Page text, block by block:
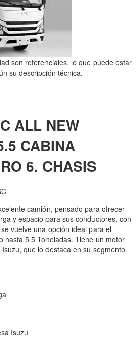
son referenciales, lo que puede estar
su descripción técnica.
ALL NEW
CABINA
6. CHASIS
camión, pensado para ofrecer
y espacio para sus conductores, con
vuelve una opción ideal para el
hasta 5.5 Toneladas. Tiene un motor
que lo destaca en su segmento.
Isuzu